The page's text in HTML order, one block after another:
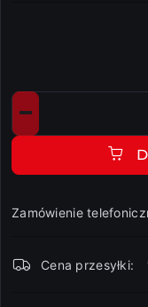
Zamówienie
i
Cena przesyłki: